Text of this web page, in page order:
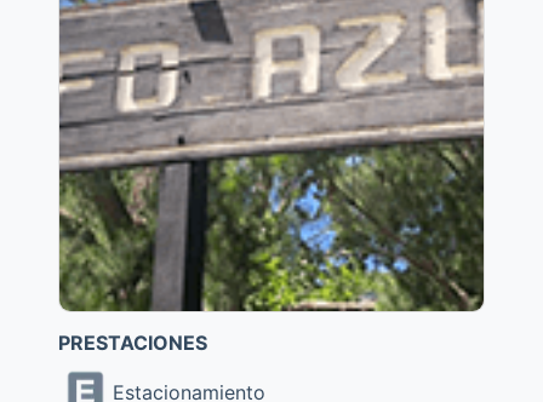
PRESTACIONES
Estacionamiento